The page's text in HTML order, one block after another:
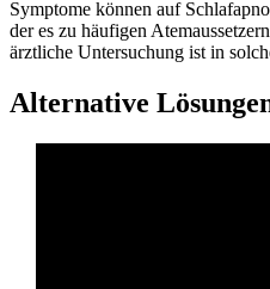
Symptome können auf
der es zu häufigen
ärztliche Untersuchung ist in
Alternative